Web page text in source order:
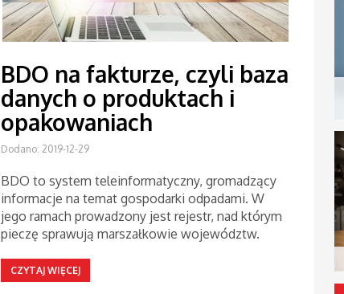
BDO na fakturze, czyli baza
danych o produktach i
opakowaniach
Dodano: 2019-12-29
BDO to system teleinformatyczny, gromadzący
informacje na temat gospodarki odpadami. W
jego ramach prowadzony jest rejestr, nad którym
pieczę sprawują marszałkowie województw.
CZYTAJ WIĘCEJ